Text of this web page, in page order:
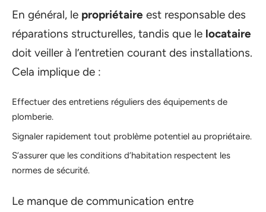
En général, le propriétaire est responsable des
réparations structurelles, tandis que le locataire
doit veiller à l’entretien courant des installations.
Cela implique de :
Effectuer des entretiens réguliers des équipements de
plomberie.
Signaler rapidement tout problème potentiel au propriétaire.
S’assurer que les conditions d’habitation respectent les
normes de sécurité.
Le manque de communication entre